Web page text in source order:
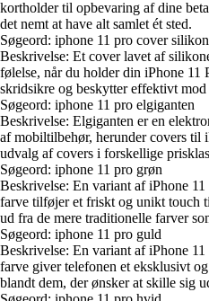
kortholder til opbevaring af dine
det nemt at have alt samlet ét sted.
Søgeord: iphone 11 pro cover
Beskrivelse: Et cover lavet af
følelse, når du holder din iPhone 11
skridsikre og beskytter effektivt mod
Søgeord: iphone 11 pro elgiganten
Beskrivelse: Elgiganten er en
af mobiltilbehør, herunder covers til
udvalg af covers i forskellige
Søgeord: iphone 11 pro grøn
Beskrivelse: En variant af iPhone
farve tilføjer et friskt og unikt touch
ud fra de mere traditionelle farver
Søgeord: iphone 11 pro guld
Beskrivelse: En variant af iPhone
farve giver telefonen et eksklusivt
blandt dem, der ønsker at skille sig